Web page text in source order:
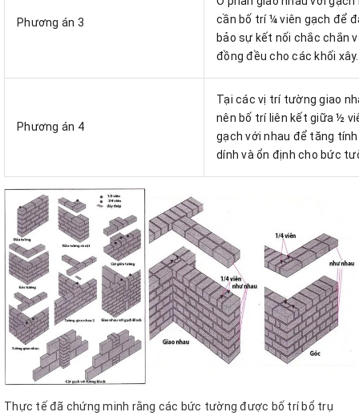
Phương án 3
cần bố trí ¼ viên gạch để
bảo sự kết nối chắc chắn
đồng đều cho các khối xây.
Phương án 4
Tại các vị trí tường giao
nên bố trí liên kết giữa ½
gạch với nhau để tăng
dính và ổn định cho bức
Thực tế đã chứng minh rằng các bức tường được bố trí bổ trụ